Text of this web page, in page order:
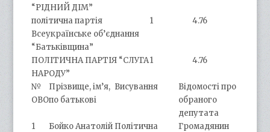
“РІДНИЙ ДІМ”
політична партія
Всеукраїнське об’єднання
“Батьківщина”
1 4.76
ПОЛІТИЧНА ПАРТІЯ “СЛУГА
НАРОДУ”
1 4.76
№
ОВО
Прізвище, ім’я,
по батькові
Висування
Відомості про
обраного
депутата
1
Бойко Анатолій Політична
Громадянин